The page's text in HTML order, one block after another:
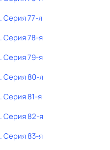
. Серия 77-я
. Серия 78-я
. Серия 79-я
. Серия 80-я
. Серия 81-я
. Серия 82-я
. Серия 83-я